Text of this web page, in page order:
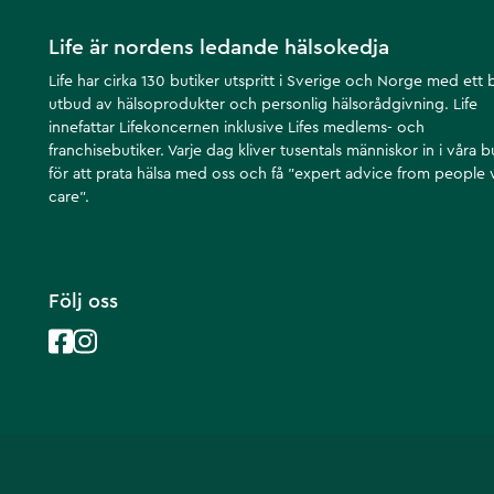
Life är nordens ledande hälsokedja
Life har cirka 130 butiker utspritt i Sverige och Norge med ett
utbud av hälsoprodukter och personlig hälsorådgivning. Life
innefattar Lifekoncernen inklusive Lifes medlems- och
franchisebutiker. Varje dag kliver tusentals människor in i våra
för att prata hälsa med oss och få ”expert advice from people
care”.
Följ oss